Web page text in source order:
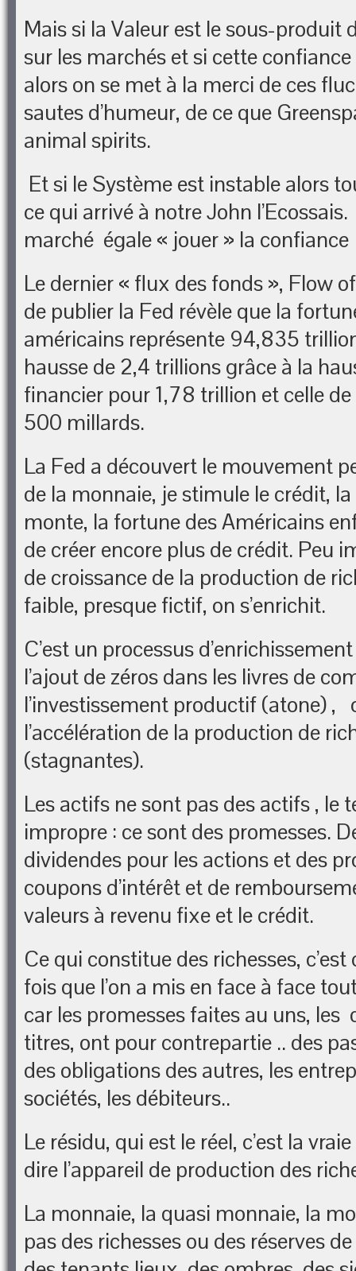
Mais si la Valeur est le sous-produit
sur les marchés et si cette
alors on se met à la merci de ces
sautes d’humeur, de ce que
animal spirits.
Et si le Système est instable alors
ce qui arrivé à notre John
marché égale « jouer » la confiance
Le dernier « flux des fonds », Flow
de publier la Fed révèle que la
américains représente 94,835
hausse de 2,4 trillions grâce à la
financier pour 1,78 trillion et celle
500 millards.
La Fed a découvert le mouvement
de la monnaie, je stimule le crédit,
monte, la fortune des Américains
de créer encore plus de crédit. Peu
de croissance de la production de
faible, presque fictif, on s’enrichit.
C’est un processus
l’ajout de zéros dans les livres de
l’investissement productif (atone) ,
l’accélération de la production de
(stagnantes).
Les actifs ne sont pas des actifs , le
impropre : ce sont des promesses.
dividendes pour les actions et des
coupons d’intérêt et de
valeurs à revenu fixe et le crédit.
Ce qui constitue des richesses,
fois que l’on a mis en face à face
car les promesses faites au uns, les
titres, ont pour contrepartie .. des
des obligations des autres, les
sociétés, les débiteurs..
Le résidu, qui est le réel, c’est la
dire l’appareil de production des
La monnaie, la quasi monnaie, la
pas des richesses ou des réserves